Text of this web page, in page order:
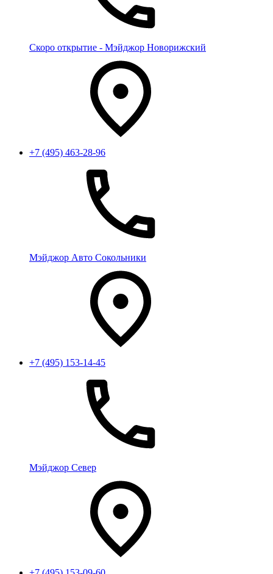
Скоро открытие - Мэйджор Новорижский
+7 (495) 463-28-96
Мэйджор Авто Сокольники
+7 (495) 153-14-45
Мэйджор Север